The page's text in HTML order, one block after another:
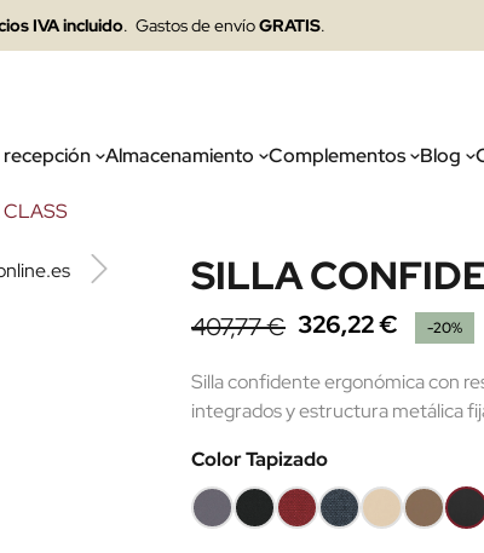
IVA incluido. Gastos de envíoGRATIS.
Almacenamiento Complementos Blog
SILLA
407,77 € 326,22 € -20%
Silla confidente ergonómica con
integrados y estructura metálica
Color Tapizado
Gris
B108
Negro
8033
Rojo
MR7
Azul
MR01
Ecopiel
Beige
Ecopiel
Marrón